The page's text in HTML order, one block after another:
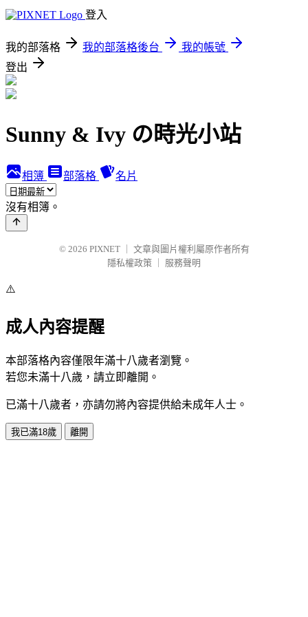
登入
我的部落格 我的部落格後台
我的帳號
登出
Sunny & Ivy の時光小站
相簿 部落格 名片
沒有相簿。
© 2026 PIXNET
文章與圖片權利屬原作者所有
隱私權政策
服務聲明
⚠️
成人內容提醒
本部落格內容僅限年滿十八歲者瀏覽。
若您未滿十八歲，請立即離開。
已滿十八歲者，亦請勿將內容提供給未成年人士。
我已滿18歲 離開